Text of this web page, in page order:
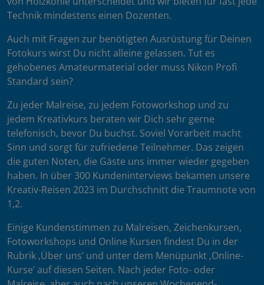
Technik mindestens einen Dozenten.
Auch mit Fragen zur benötigten Ausrüstung für Deinen
Fotokurs wirst Du nicht alleine gelassen. Tut es
gehobenes Amateurmaterial oder muss Nikon Profi
Standard sein?
Zu jeder Malreise, zu jedem Fotoworkshop und zu
jedem Kreativkurs beraten wir Dich sehr gerne
telefonisch, bevor Du buchst. Soviel Vorarbeit macht
Sinn und sorgt für zufriedene Teilnehmer. Das zeigen
die guten Noten, die Gäste uns immer wieder gegeben
haben. In über 300 Kundeninterviews bekamen unsere
Kreativ-Reisen 2023 im Durchschnitt die Traumnote von
1,2.
Einige Kundenstimmen zu Malreisen, Zeichenkursen,
Fotoworkshops und Online Kursen findest Du in der
Rubrik ‚Über uns’ und unter dem Menüpunkt ‚Online-
Kurse’ auf diesen Seiten. Nach jeder Foto- oder